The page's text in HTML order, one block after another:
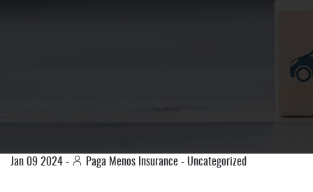
Jan 09 2024 - Paga Menos Insurance - Uncategorized